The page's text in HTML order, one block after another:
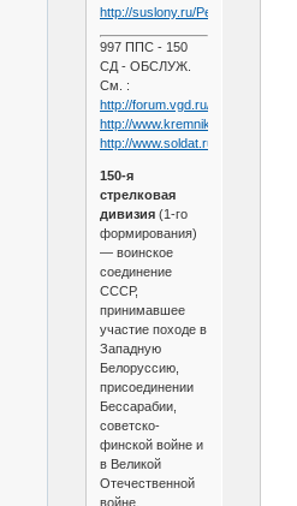
http://suslony.ru/Penzagebiet/
997 ППС - 150
СД - ОБСЛУЖ.
См. :
http://forum.vgd.ru/108/31931/
http://www.kremnik.ru/node/
http://www.soldat.ru/pps.html
150-я
стрелковая
дивизия(1-го
формирования)
— воинское
соединение
СССР,
принимавшее
участие походе в
Западную
Белоруссию,
присоединении
Бессарабии,
советско-
финской войне и
в Великой
Отечественной
войне.